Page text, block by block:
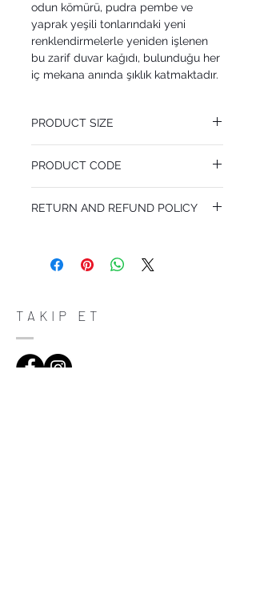
odun kömürü, pudra pembe ve
yaprak yeşili tonlarındaki yeni
renklendirmelerle yeniden işlenen
bu zarif duvar kağıdı, bulunduğu her
iç mekana anında şıklık katmaktadır.
PRODUCT SIZE
Pattern Repeat 76 cm
PRODUCT CODE
RETURN AND REFUND POLICY
do in case they are dissatisfied with their
trust and reassure your customers that
they can buy with confidence.
TAKIP ET